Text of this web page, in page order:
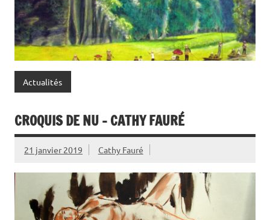
Actualités
CROQUIS DE NU – CATHY FAURÉ
21 janvier 2019 Cathy Fauré